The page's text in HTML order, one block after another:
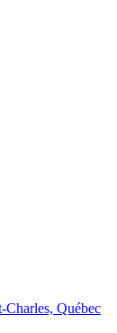
Charles, Québec